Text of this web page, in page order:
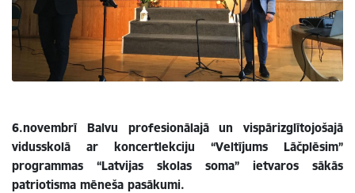
6.novembrī Balvu profesionālajā un vispārizglītojošajā
vidusskolā ar koncertlekciju “Veltījums Lāčplēsim”
programmas “Latvijas skolas soma” ietvaros sākās
patriotisma mēneša pasākumi.